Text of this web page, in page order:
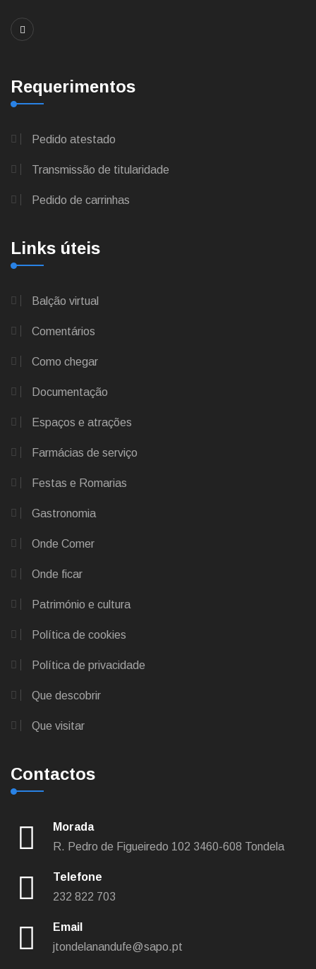
Requerimentos
Pedido atestado
Transmissão de titularidade
Pedido de carrinhas
Links úteis
Balção virtual
Comentários
Como chegar
Documentação
Espaços e atrações
Farmácias de serviço
Festas e Romarias
Gastronomia
Onde Comer
Onde ficar
Património e cultura
Política de cookies
Política de privacidade
Que descobrir
Que visitar
Contactos
Morada
R. Pedro de Figueiredo 102 3460-608 Tondela
Telefone
232 822 703
Email
jtondelanandufe@sapo.pt